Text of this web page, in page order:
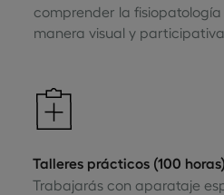
comprender la
manera visual y
Talleres prácticos (100 horas)
Trabajarás con aparataje